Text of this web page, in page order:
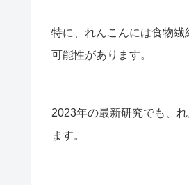
特に、れんこんには食物
可能性があります。
2023年の最新研究でも、
ます。